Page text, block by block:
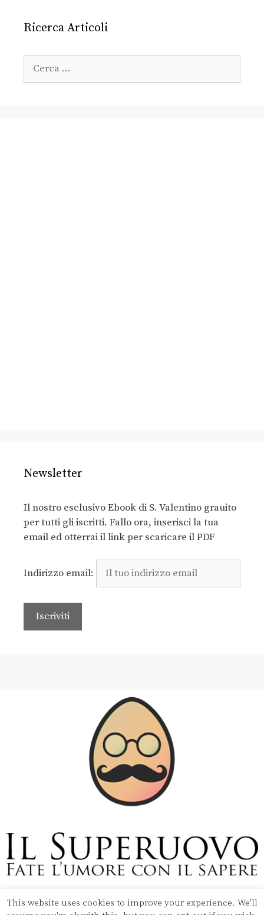
Ricerca Articoli
Newsletter
Il nostro esclusivo Ebook di S. Valentino grauito
per tutti gli iscritti. Fallo ora, inserisci la tua
email ed otterrai il link per scaricare il PDF
Indirizzo email:
Copyright © 2020 Il Superuovo — Powered by Pipool
This website uses cookies to improve your experience. We'll